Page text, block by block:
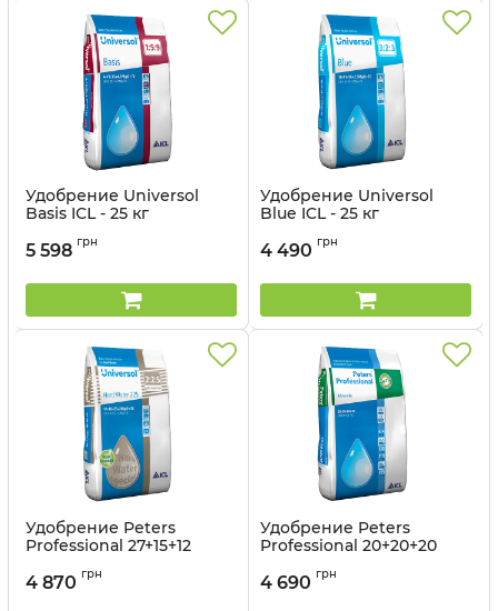
Удобрение Universol
Basis ICL - 25 кг
5 598 грн
Удобрение Universol
Blue ICL - 25 кг
4 490 грн
Удобрение Peters
Professional 27+15+12
Артикул: 33015059
4 870 грн
Удобрение Peters
Professional 20+20+20
Артикул: 33015058
4 690 грн